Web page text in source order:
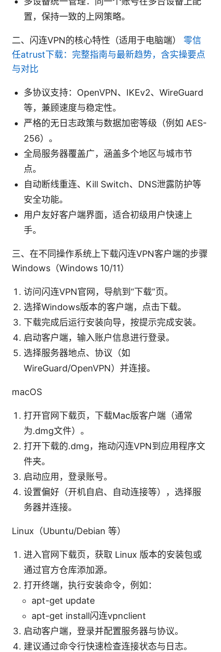
置，保持一致的上网策略。
二、闪连VPN的核心特性（适用于电脑端） 零信
任atrust下载：完整指南与最新趋势，含实操要点
与对比
多协议支持：OpenVPN、IKEv2、WireGuard
等，兼顾速度与稳定性。
严格的无日志政策与数据加密等级（例如 AES-
256）。
全局服务器覆盖广，涵盖多个地区与城市节
点。
自动断线重连、Kill Switch、DNS泄露防护等
安全功能。
用户友好客户端界面，适合初级用户快速上
手。
三、在不同操作系统上下载闪连VPN客户端的步骤
Windows（Windows 10/11）
访问闪连VPN官网，导航到“下载”页。
选择Windows版本的客户端，点击下载。
下载完成后运行安装向导，按提示完成安装。
启动客户端，输入账户信息进行登录。
选择服务器地点、协议（如
WireGuard/OpenVPN）并连接。
macOS
打开官网下载页，下载Mac版客户端（通常
为.dmg文件）。
打开下载的.dmg，拖动闪连VPN到应用程序文
件夹。
启动应用，登录账号。
设置偏好（开机自启、自动连接等），选择服
务器并连接。
Linux（Ubuntu/Debian 等）
进入官网下载页，获取 Linux 版本的安装包或
通过官方仓库添加源。
打开终端，执行安装命令，例如：
apt-get update
apt-get install闪连vpnclient
启动客户端，登录并配置服务器与协议。
建议通过命令行快速检查连接状态与日志。